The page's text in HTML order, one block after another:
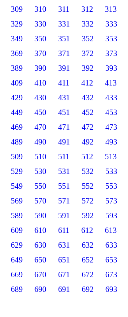
309 310 311 312 313
329 330 331 332 333
349 350 351 352 353
369 370 371 372 373
389 390 391 392 393
409 410 411 412 413
429 430 431 432 433
449 450 451 452 453
469 470 471 472 473
489 490 491 492 493
509 510 511 512 513
529 530 531 532 533
549 550 551 552 553
569 570 571 572 573
589 590 591 592 593
609 610 611 612 613
629 630 631 632 633
649 650 651 652 653
669 670 671 672 673
689 690 691 692 693